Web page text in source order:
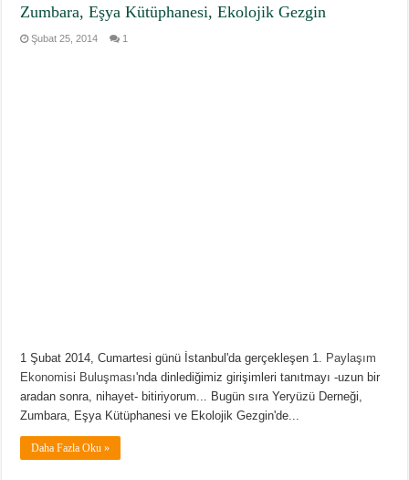
Zumbara, Eşya Kütüphanesi, Ekolojik Gezgin
Şubat 25, 2014 1
1 Şubat 2014, Cumartesi günü İstanbul'da gerçekleşen 1. Paylaşım
Ekonomisi Buluşması'nda dinlediğimiz girişimleri tanıtmayı -uzun bir
aradan sonra, nihayet- bitiriyorum... Bugün sıra Yeryüzü Derneği,
Zumbara, Eşya Kütüphanesi ve Ekolojik Gezgin'de...
Daha Fazla Oku »